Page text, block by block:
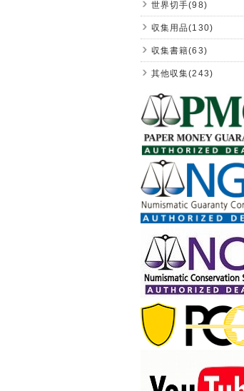
世界切手(98)
収集用品(130)
収集書籍(63)
其他収集(243)